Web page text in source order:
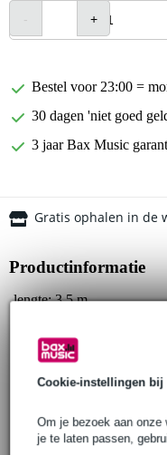
Cookie-instellingen bij
Om je bezoek aan onze
je te laten passen,
Bestel voor 23:00 =
30 dagen 'niet goed
3 jaar Bax Music
Gratis ophalen in de
Productinformatie
lengte: 3.5 m
speciale Sennheiser HD
3.5 mm jack, 6.3 mm
geschikt voor:
Sennheiser HD25-13
Sennheiser HD25 II